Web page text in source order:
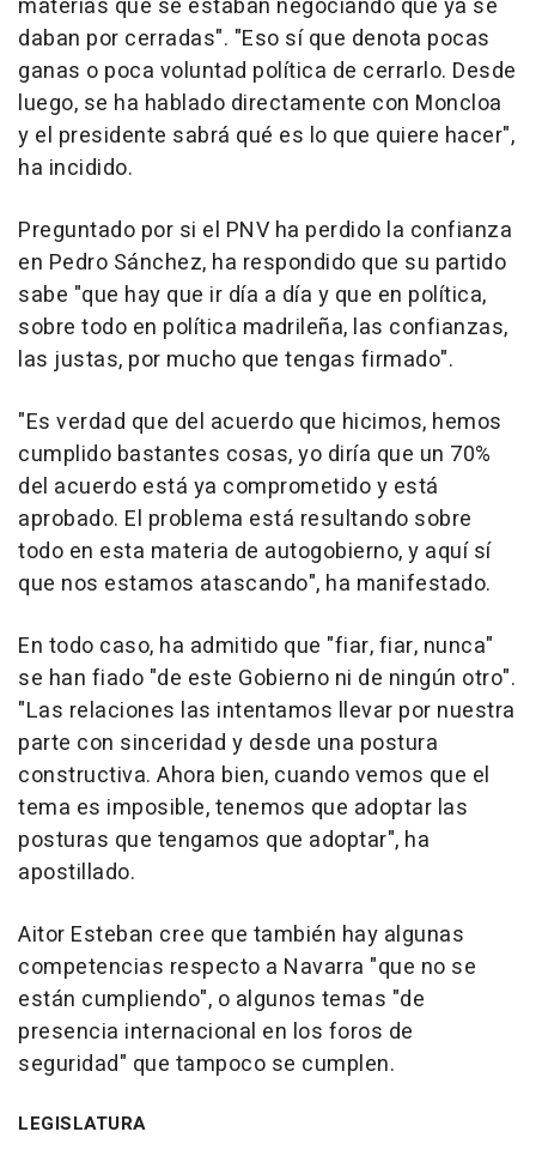
materias que se estaban negociando que ya se
daban por cerradas". "Eso sí que denota pocas
ganas o poca voluntad política de cerrarlo. Desde
luego, se ha hablado directamente con Moncloa
y el presidente sabrá qué es lo que quiere hacer",
ha incidido.
Preguntado por si el PNV ha perdido la confianza
en Pedro Sánchez, ha respondido que su partido
sabe "que hay que ir día a día y que en política,
sobre todo en política madrileña, las confianzas,
las justas, por mucho que tengas firmado".
"Es verdad que del acuerdo que hicimos, hemos
cumplido bastantes cosas, yo diría que un 70%
del acuerdo está ya comprometido y está
aprobado. El problema está resultando sobre
todo en esta materia de autogobierno, y aquí sí
que nos estamos atascando", ha manifestado.
En todo caso, ha admitido que "fiar, fiar, nunca"
se han fiado "de este Gobierno ni de ningún otro".
"Las relaciones las intentamos llevar por nuestra
parte con sinceridad y desde una postura
constructiva. Ahora bien, cuando vemos que el
tema es imposible, tenemos que adoptar las
posturas que tengamos que adoptar", ha
apostillado.
Aitor Esteban cree que también hay algunas
competencias respecto a Navarra "que no se
están cumpliendo", o algunos temas "de
presencia internacional en los foros de
seguridad" que tampoco se cumplen.
LEGISLATURA